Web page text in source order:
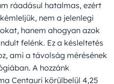
ráadásul hatalmas, ezért
nem a jelenlegi
hanem ahogyan azok
felénk. Ez a késleltetés
ami a távolság mérésének
A hozzánk
Centauri körülbelül 4,25